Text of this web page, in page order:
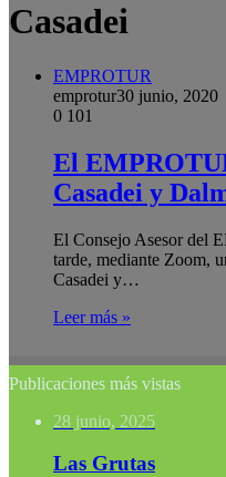
Casadei
EMPROTUR
emprotur30 junio, 2020
0 101
El
Casadei y
El Consejo Asesor del
tarde, mediante Zoom,
Casadei y…
Leer más »
Publicaciones más vistas
28 junio, 2025
Las Grutas